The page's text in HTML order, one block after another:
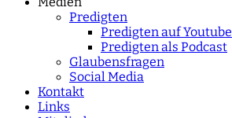
Predigten
Predigten auf Youtube
Predigten als Podcast
Glaubensfragen
Social Media
Kontakt
Links